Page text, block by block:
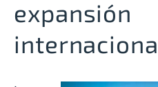
expansión